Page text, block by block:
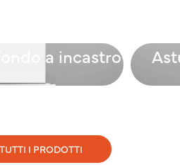
a incastro
I PRODOTTI